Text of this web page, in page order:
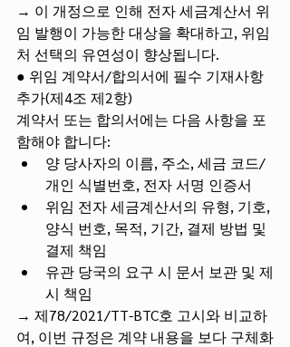
→ 이 개정으로 인해 전자 세금계산서 위
임 발행이 가능한 대상을 확대하고, 위임
처 선택의 유연성이 향상됩니다.
● 위임 계약서/합의서에 필수 기재사항
추가(제4조 제2항)
계약서 또는 합의서에는 다음 사항을 포
함해야 합니다:
양 당사자의 이름, 주소, 세금 코드/
개인 식별번호, 전자 서명 인증서
위임 전자 세금계산서의 유형, 기호,
양식 번호, 목적, 기간, 결제 방법 및
결제 책임
유관 당국의 요구 시 문서 보관 및 제
시 책임
→ 제78/2021/TT-BTC호 고시와 비교하
여, 이번 규정은 계약 내용을 보다 구체화